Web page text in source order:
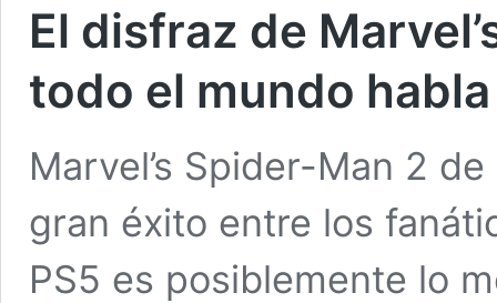
El disfraz de
todo el mundo habla
Marvel’s Spider-Man 2
gran éxito entre los
PS5 es posiblemente lo